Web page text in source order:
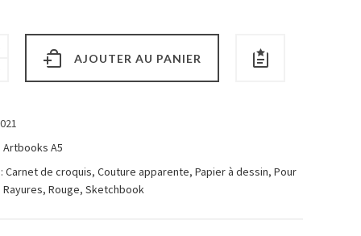
AJOUTER AU PANIER
Artbooks A5
Carnet de croquis, Couture apparente, Papier à dessin, Pour
Rayures, Rouge, Sketchbook